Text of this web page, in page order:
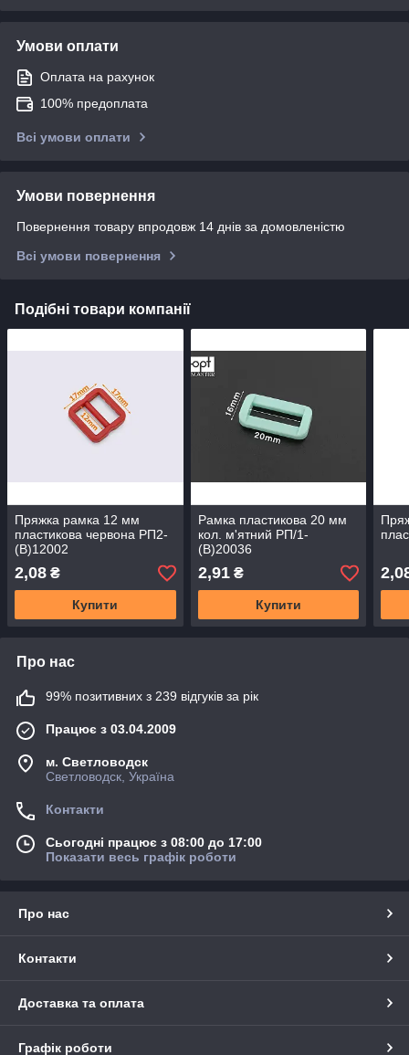
Умови оплати
Оплата на рахунок
100% предоплата
Всі умови оплати
Умови повернення
Повернення товару впродовж 14 днів за домовленістю
Всі умови повернення
Подібні товари компанії
Пряжка рамка 12 мм
пластикова червона РП2-
(B)12002
2,08 ₴
Купити
Рамка пластикова 20 мм
кол. м'ятний РП/1-
(B)20036
2,91₴
Купити
Про нас
99% позитивних з 239 відгуків за рік
Працює з 03.04.2009
м. Светловодск
Светловодск, Україна
Контакти
Сьогодні працює з 08:00 до 17:00
Показати весь графік роботи
Про нас
Контакти
Доставка та оплата
Графік роботи